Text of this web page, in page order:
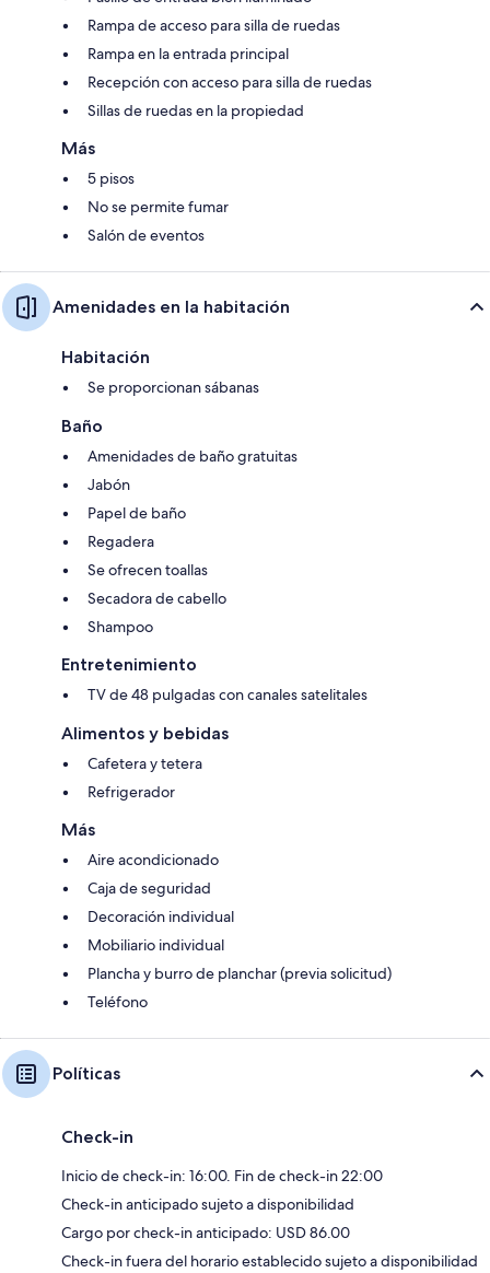
Rampa de acceso para silla de ruedas
Rampa en la entrada principal
Recepción con acceso para silla de ruedas
Sillas de ruedas en la propiedad
Más
5 pisos
No se permite fumar
Salón de eventos
Amenidades en la habitación
Habitación
Se proporcionan sábanas
Baño
Amenidades de baño gratuitas
Jabón
Papel de baño
Regadera
Se ofrecen toallas
Secadora de cabello
Shampoo
Entretenimiento
TV de 48 pulgadas con canales satelitales
Alimentos y bebidas
Cafetera y tetera
Refrigerador
Más
Aire acondicionado
Caja de seguridad
Decoración individual
Mobiliario individual
Plancha y burro de planchar (previa solicitud)
Teléfono
Políticas
Check-in
Inicio de check-in: 16:00. Fin de check-in 22:00
Check-in anticipado sujeto a disponibilidad
Cargo por check-in anticipado: USD 86.00
Check-in fuera del horario establecido sujeto a disponibilidad